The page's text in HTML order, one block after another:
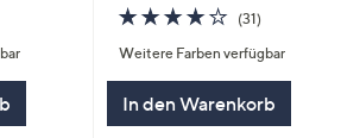
4.2
von
5
(31)
Weitere Farben verfügbar
In den Warenkorb